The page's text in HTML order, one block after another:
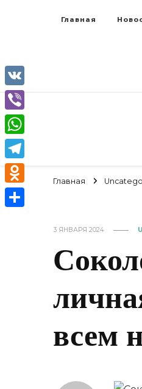
Главная
Главная
3 ЯНВАРЯ 2024
всем
VK
Viber
WhatsApp
Telegram
Odnoklassniki